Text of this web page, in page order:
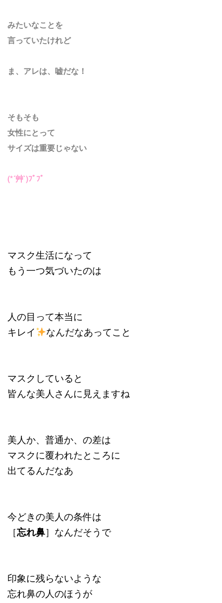
みたいなことを
言っていたけれど
ま、アレは、嘘だな！
そもそも
女性にとって
サイズは重要じゃない
(*´艸`)ﾌﾟﾌﾟ
マスク生活になって
もう一つ気づいたのは
人の目って本当に
キレイ
なんだなあってこと
マスクしていると
皆んな美人さんに見えますね
美人か、普通か、の差は
マスクに覆われたところに
出てるんだなあ
今どきの美人の条件は
［忘れ鼻］なんだそうで
印象に残らないような
忘れ鼻の人のほうが